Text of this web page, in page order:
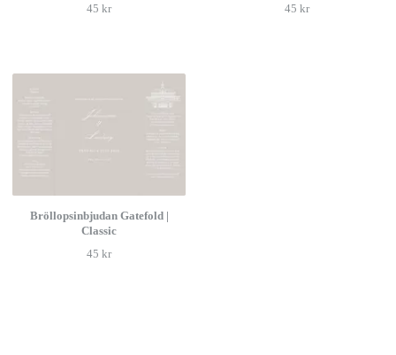
45 kr
45 kr
Bröllopsinbjudan Gatefold |
Classic
45 kr